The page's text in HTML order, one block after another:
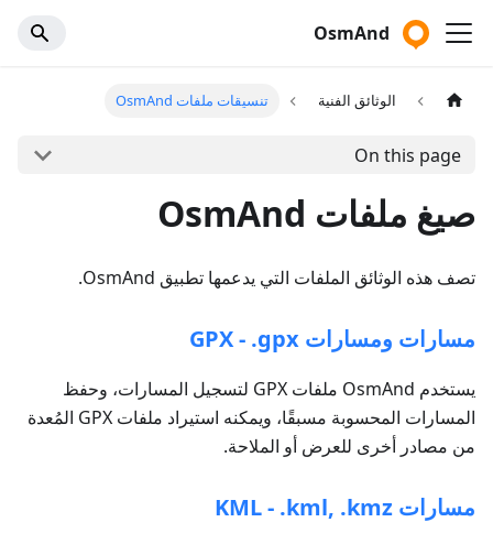
OsmAnd
الوثائق الفنية تنسيقات ملفات OsmAnd
On this page
صيغ ملفات OsmAnd
تصف هذه الوثائق الملفات التي يدعمها تطبيق OsmAnd.
مسارات ومسارات GPX - .gpx
يستخدم OsmAnd ملفات GPX لتسجيل المسارات، وحفظ
المسارات المحسوبة مسبقًا، ويمكنه استيراد ملفات GPX المُعدة
من مصادر أخرى للعرض أو الملاحة.
مسارات KML - .kml, .kmz